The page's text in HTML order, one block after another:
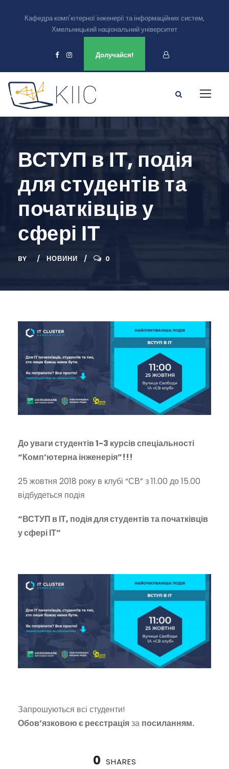
Кафедра комп'ютерної інженерії та інформаційних систем,
Хмельницький національний університет
Долучайся!
ВСТУП в ІТ, подія
для студентів та
початківців у
сфері ІТ
BY НОВИНИ 0
До уваги студентів 1-3 курсів спеціальності
“Комп’ютерна інженерія”!!!
25 жовтня 2018 року в клубі “СВ” з 11.00 до 15.00
відбудеться подія
“ВСТУП в ІТ, подія для студентів та початківців
у сфері ІТ”
Запрошуються всі студенти!
Обов’язковою є реєстраціяза посиланням.
0 SHARES